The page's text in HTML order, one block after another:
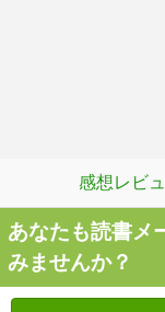
感想レビ
あなたも読書メ
みませんか？